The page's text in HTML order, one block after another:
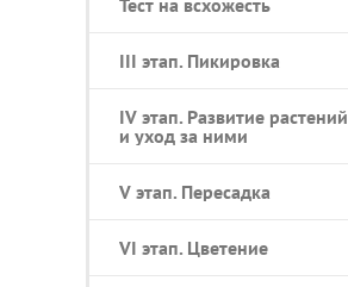
III этап. Пикировка
IV этап. Развитие растений
и уход за ними
V этап. Пересадка
VI этап. Цветение